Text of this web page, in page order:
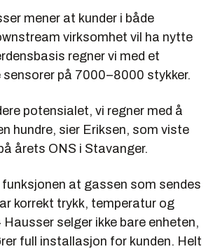
mener at kunder i både
virksomhet vil ha nytte
regner vi med et
sensorer på 7000–8000 stykker.
potensialet, vi regner med å
hundre, sier Eriksen, som viste
årets ONS i Stavanger.
at gassen som sendes
korrekt trykk, temperatur og
selger ikke bare enheten,
full installasjon for kunden. Helt